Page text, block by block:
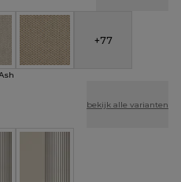
Heritage Ash
- Althea Off White
Cosytica - Althea Chalk
All Weather Cosytica - Althea
+77
bekijk alle varianten